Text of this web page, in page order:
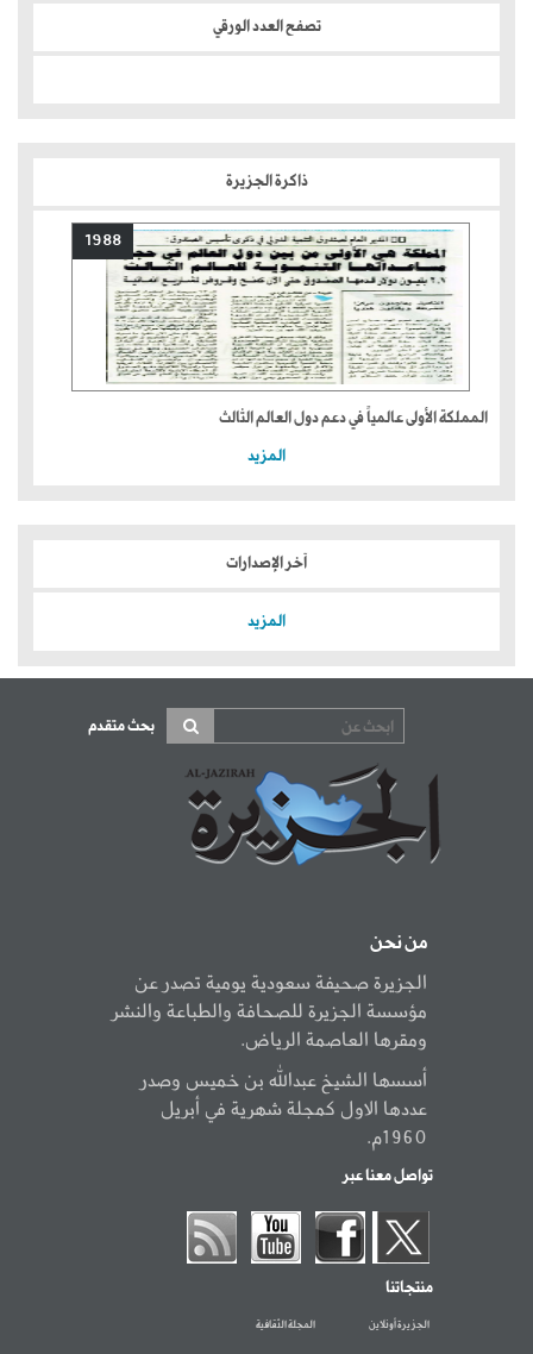
تصفح العدد الورقي
ذاكرة الجزيرة
1988
المملكة الأولى عالمياً في دعم دول العالم الثالث
المزيد
آخر الإصدارات
المزيد
بحث متقدم
من نحن
الجزيرة صحيفة سعودية يومية تصدر عن
مؤسسة الجزيرة للصحافة والطباعة والنشر
ومقرها العاصمة الرياض.
أسسها الشيخ عبدالله بن خميس وصدر
عددها الاول كمجلة شهرية في أبريل
1960م.
تواصل معنا عبر
منتجاتنا
الجزيرة أونلاين المجلة الثقافية